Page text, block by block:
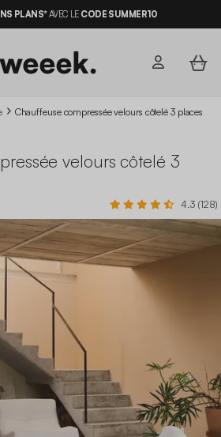
PLANS*AVEC LE CODE SUMMER10
Chauffeuse compressée velours côtelé 3 places
velours côtelé 3
4.3 (128)